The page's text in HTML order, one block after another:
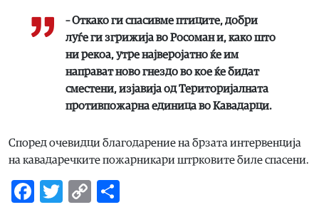
– Откако ги спасивме птиците, добри
луѓе ги згрижија во Росоман и, како што
ни рекоа, утре најверојатно ќе им
направат ново гнездо во кое ќе бидат
сместени, изјавија од Територијалната
противпожарна единица во Кавадарци.
Според очевидци благодарение на брзата интервенција
на кавадаречките пожарникари штрковите биле спасени.
Facebook
Twitter
Copy